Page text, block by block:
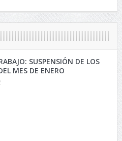
SUSPENSIÓN DE LOS
MES DE ENERO